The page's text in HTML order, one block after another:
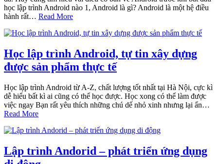
học lập trình Android nào 1, Android là gì? Android là một hệ điều
hành rất… Read More
Học lập trình Android, tự tin xây dựng
được sản phẩm thực tế
Học lập trình Android từ A-Z, chất lượng tốt nhất tại Hà Nội, cực kì
dễ hiểu bất kì ai cũng có thể học được. Học xong có thể làm được
việc ngay Bạn rất yêu thích những chú dế nhỏ xinh nhưng lại ẩn…
Read More
Lập trình Andorid – phát triển ứng dụng